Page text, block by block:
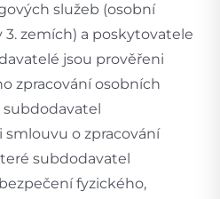
služeb (osobní
zemích) a poskytovatele
jsou prověřeni
zpracování osobních
subdodavatel
o zpracování
subdodavatel
fyzického,